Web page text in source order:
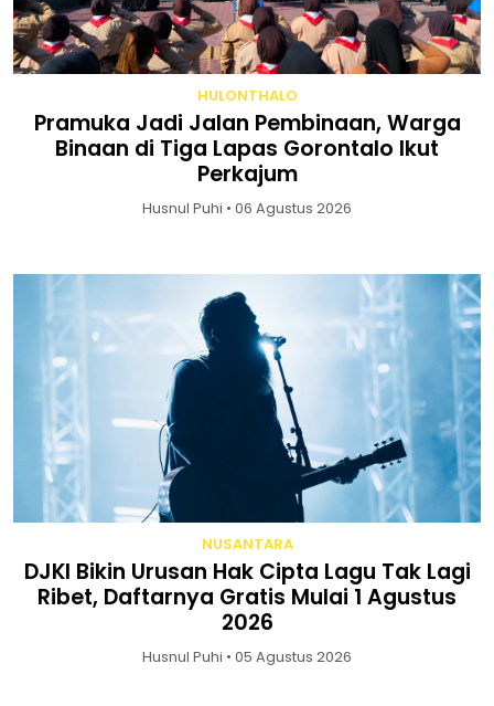
HULONTHALO
Pramuka Jadi Jalan Pembinaan, Warga
Binaan di Tiga Lapas Gorontalo Ikut
Perkajum
Husnul Puhi • 06 Agustus 2026
NUSANTARA
DJKI Bikin Urusan Hak Cipta Lagu Tak Lagi
Ribet, Daftarnya Gratis Mulai 1 Agustus
2026
Husnul Puhi • 05 Agustus 2026